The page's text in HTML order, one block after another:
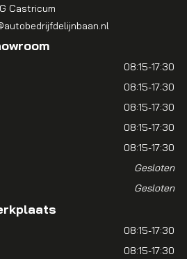
Castricum
08:15-17:30
08:15-17:30
08:15-17:30
08:15-17:30
08:15-17:30
Gesloten
Gesloten
08:15-17:30
08:15-17:30